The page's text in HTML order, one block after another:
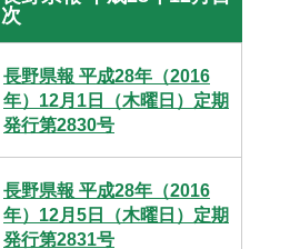
次
長野県報 平成28年（2016
年）12月1日（木曜日）定期
発行第2830号
長野県報 平成28年（2016
年）12月5日（木曜日）定期
発行第2831号